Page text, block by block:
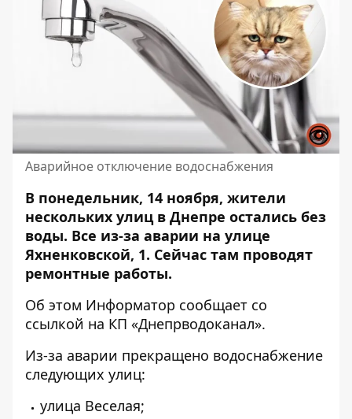
Аварийное отключение водоснабжения
В понедельник, 14 ноября, жители
нескольких улиц в Днепре остались без
воды. Все из-за аварии на улице
Яхненковской, 1. Сейчас там проводят
ремонтные работы.
Об этом Информатор сообщает со
ссылкой на КП «Днепрводоканал».
Из-за аварии прекращено водоснабжение
следующих улиц:
улица Веселая;